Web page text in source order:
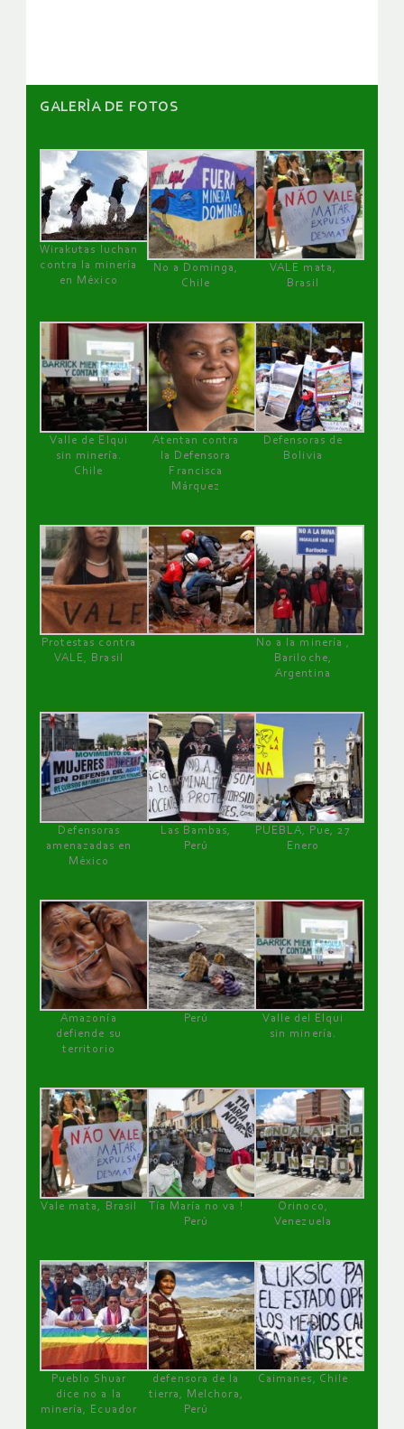
GALERÌA DE FOTOS
Wirakutas luchan
contra la minería
en México
No a Dominga,
Chile
VALE mata,
Brasil
Valle de Elqui
sin minería.
Chile
Atentan contra
la Defensora
Francisca
Márquez
Defensoras de
Bolivia
Protestas contra
VALE, Brasil
No a la minería ,
Bariloche,
Argentina
Defensoras
amenazadas en
México
Las Bambas,
Perú
PUEBLA, Pue, 27
Enero
Amazonía
defiende su
territorio
Perú
Valle del Elqui
sin minería.
Vale mata, Brasil
Tía María no va !
Perú
Orinoco,
Venezuela
Pueblo Shuar
dice no a la
minería, Ecuador
defensora de la
tierra, Melchora,
Perú
Caimanes, Chile